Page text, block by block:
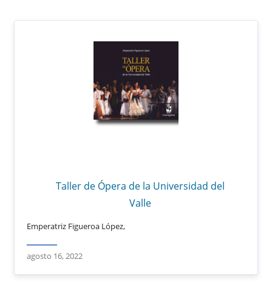
Taller de Ópera de la Universidad del
Valle
Emperatriz Figueroa López,
agosto 16, 2022